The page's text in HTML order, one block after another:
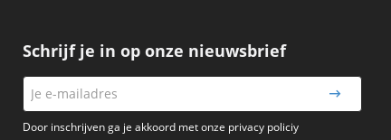
Schrijf je in op onze nieuwsbrief
Door inschrijven ga je akkoord met onze privacy policiy